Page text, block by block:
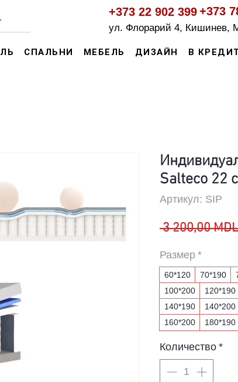
ул. Флорарий 4, Кишинев,
+373 22 902 399+373
СПАЛЬНИ МЕБЕЛЬ ДИЗАЙН В
Salteco 22
Артикул: SIP
3 200,00
Размер *
60*120 70*190
100*200
120*190
140*190
140*200
160*200
180*190
Количество *